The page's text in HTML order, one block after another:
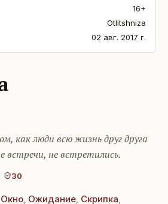
16+
Otlitshniza
02 авг. 2017 г.
как люди всю жизнь друг друга
не встретились.
30
Окно Ожидание Скрипка